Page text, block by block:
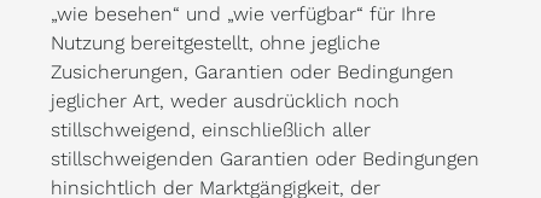
„wie besehen“ und „wie verfügbar“ für Ihre
Nutzung bereitgestellt, ohne jegliche
Zusicherungen, Garantien oder Bedingungen
jeglicher Art, weder ausdrücklich noch
stillschweigend, einschließlich aller
stillschweigenden Garantien oder Bedingungen
hinsichtlich der Marktgängigkeit, der